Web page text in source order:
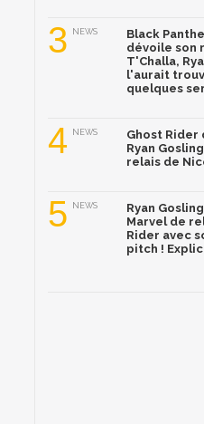
3 NEWS
Black
dévoile son
T'Challa,
l'aurait
quelques
4 NEWS
Ghost Rider
Ryan
relais de
5 NEWS
Ryan
Marvel de
Rider avec
pitch !